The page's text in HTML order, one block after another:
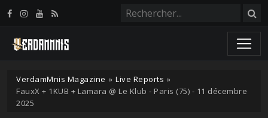
VerdamMnis Magazine » Live Reports »
FauxX + 1KUB + Lamara @ Le Klub - Paris (75) - 11 décembre
2025
Panneau de gestion des cookies